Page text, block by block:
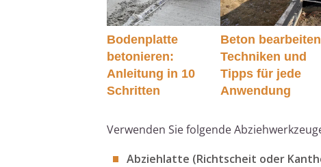
Bodenplatte
betonieren:
Anleitung in 10
Schritten
Beton
Techniken und
Tipps für jede
Anwendung
Verwenden Sie folgende
Abziehlatte (Richtscheit oder